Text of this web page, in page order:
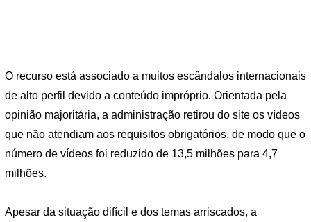
O recurso está associado a muitos escândalos internacionais
de alto perfil devido a conteúdo impróprio. Orientada pela
opinião majoritária, a administração retirou do site os vídeos
que não atendiam aos requisitos obrigatórios, de modo que o
número de vídeos foi reduzido de 13,5 milhões para 4,7
milhões.
Apesar da situação difícil e dos temas arriscados, a